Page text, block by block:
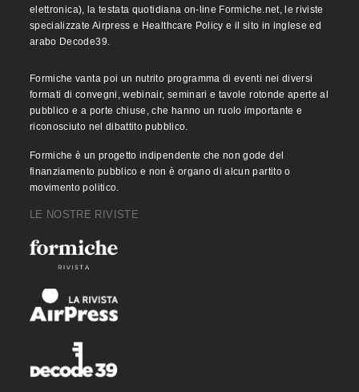
elettronica), la testata quotidiana on-line Formiche.net, le riviste
specializzate Airpress e Healthcare Policy e il sito in inglese ed
arabo Decode39.
Formiche vanta poi un nutrito programma di eventi nei diversi
formati di convegni, webinair, seminari e tavole rotonde aperte al
pubblico e a porte chiuse, che hanno un ruolo importante e
riconosciuto nel dibattito pubblico.
Formiche è un progetto indipendente che non gode del
finanziamento pubblico e non è organo di alcun partito o
movimento politico.
LE NOSTRE RIVISTE